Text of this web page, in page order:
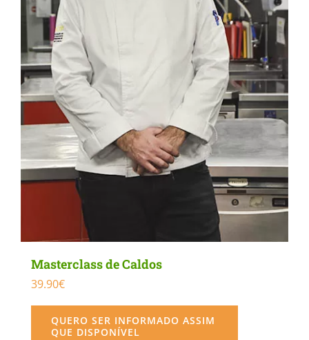
Masterclass de Caldos
39.90€
QUERO SER INFORMADO ASSIM
QUE DISPONÍVEL